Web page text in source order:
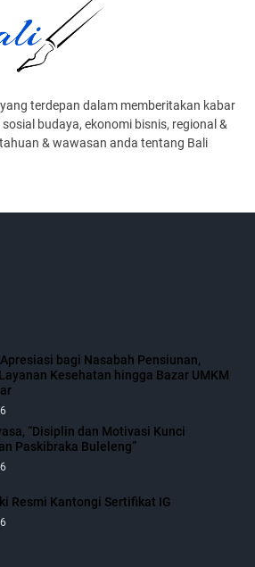
terdepan dalam memberitakan kabar
budaya, ekonomi bisnis, regional &
& wawasan anda tentang Bali
bagi Nasabah Pensiunan,
Kesehatan hingga Bazar UMKM
“Disiplin dan Motivasi Kunci
Paskibraka Buleleng”
Resmi Kantongi Sertifikat IG